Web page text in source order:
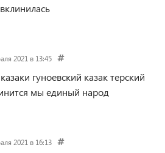
2021 в 13:45
гуноевский казак терский
мы единый народ
2021 в 16:13